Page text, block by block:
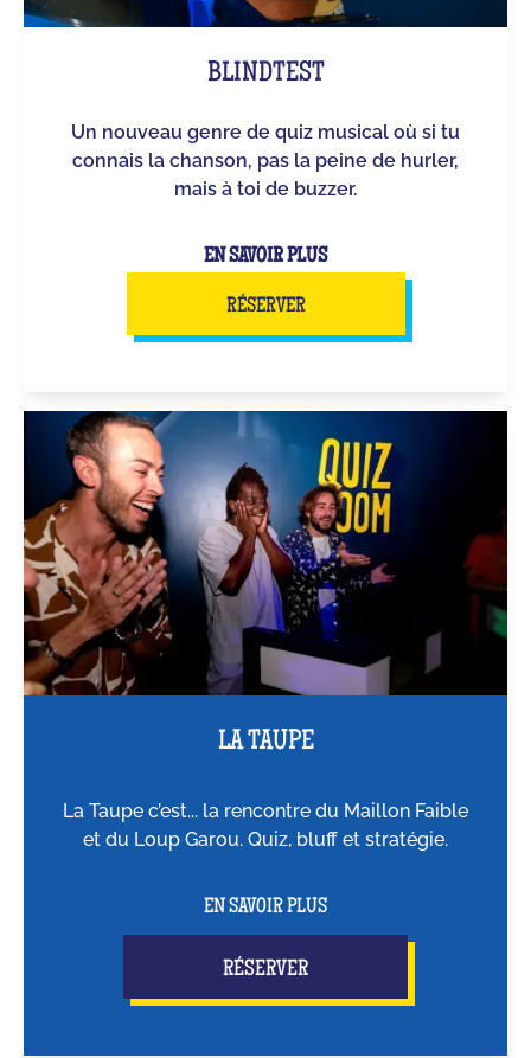
BLINDTEST
Un nouveau genre de quiz musical où si tu
connais la chanson, pas la peine de hurler,
mais à toi de buzzer.
EN SAVOIR PLUS
RÉSERVER
LA TAUPE
La Taupe c’est... la rencontre du Maillon Faible
et du Loup Garou. Quiz, bluff et stratégie.
EN SAVOIR PLUS
RÉSERVER